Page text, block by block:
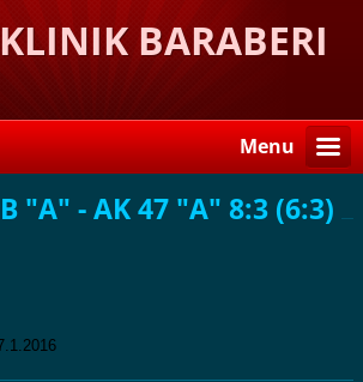
BARABERI
Menu
"A" - AK 47 "A" 8:3 (6:3)